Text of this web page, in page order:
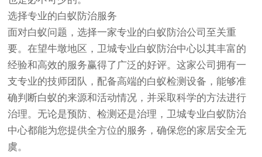
选择专业的白蚁防治服务
面对白蚁问题，选择一家专业的白蚁防治公司至关重
要。在望牛墩地区，卫城专业白蚁防治中心以其丰富的
经验和高效的服务赢得了广泛的好评。这家公司拥有一
支专业的技师团队，配备高端的白蚁检测设备，能够准
确判断白蚁的来源和活动情况，并采取科学的方法进行
治理。无论是预防、检测还是治理，卫城专业白蚁防治
中心都能为您提供全方位的服务，确保您的家居安全无
虞。